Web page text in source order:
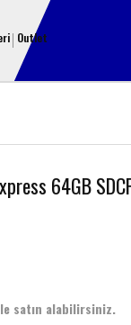
Outlet
64GB
satın alabilirsiniz.